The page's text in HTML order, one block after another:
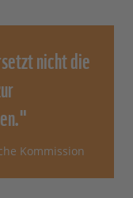
nicht die
Kommission